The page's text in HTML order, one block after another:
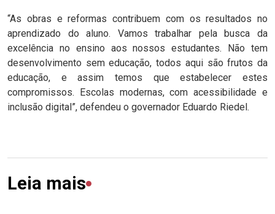
“As obras e reformas contribuem com os resultados no
aprendizado do aluno. Vamos trabalhar pela busca da
excelência no ensino aos nossos estudantes. Não tem
desenvolvimento sem educação, todos aqui são frutos da
educação, e assim temos que estabelecer estes
compromissos. Escolas modernas, com acessibilidade e
inclusão digital”, defendeu o governador Eduardo Riedel.
Leia mais